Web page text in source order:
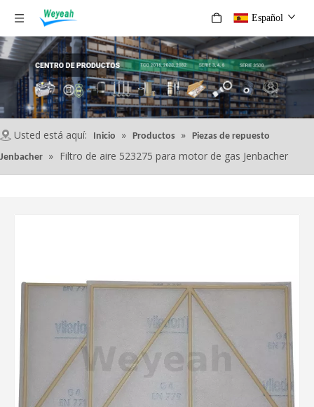
Español
Usted está aquí: Inicio » Productos » Piezas de repuesto
Jenbacher » Filtro de aire 523275 para motor de gas Jenbacher